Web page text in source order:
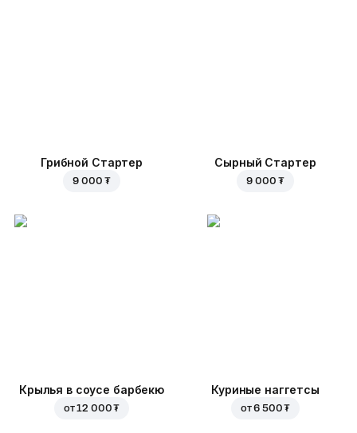
Грибной Стартер
9 000 ₮
Сырный Стартер
9 000 ₮
Крылья в соусе барбекю
от12 000 ₮
Куриные наггетсы
от6 500 ₮